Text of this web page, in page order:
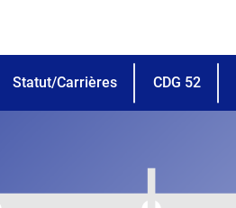
Statut/Carrières CDG 52